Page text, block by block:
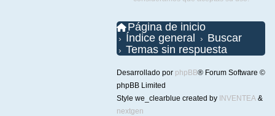
Página de inicio
Índice general
Buscar
Temas sin respuesta
Desarrollado por phpBB® Forum Software ©
phpBB Limited
Style we_clearblue created by INVENTEA &
nextgen